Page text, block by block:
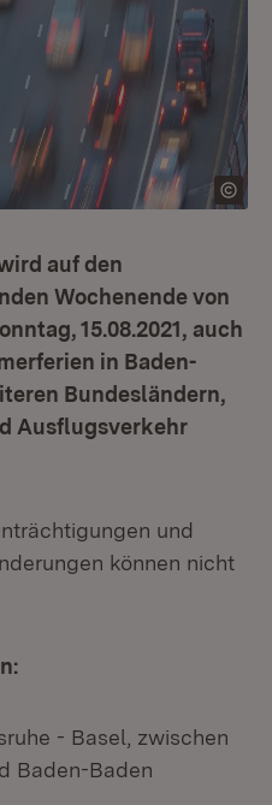
auf den
Wochenende von
15.08.2021, auch
in Baden-
Bundesländern,
Ausflugsverkehr
und
können nicht
- Basel, zwischen
Baden-Baden